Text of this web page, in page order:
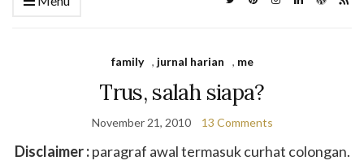
family , jurnal harian , me
Trus, salah siapa?
November 21, 2010 13 Comments
Disclaimer :paragraf awal termasuk curhat colongan.